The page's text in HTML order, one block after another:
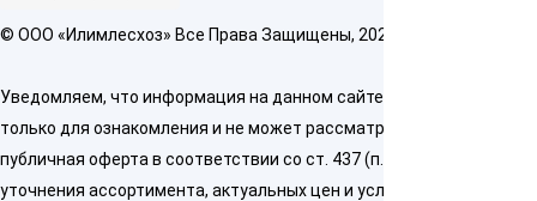
© OOO «Илимлесхоз» Все Права Защищены, 2026
Уведомляем, что информация на данном сайте предназначена
только для ознакомления и не может рассматриваться как
публичная оферта в соответствии со ст. 437 (п. 2) ГК РФ. Для
уточнения ассортимента, актуальных цен и условий